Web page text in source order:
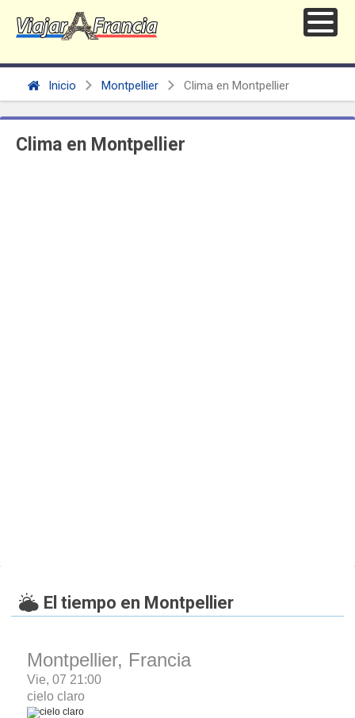
Inicio Montpellier Clima en Montpellier
Clima en Montpellier
El tiempo en Montpellier
Montpellier, Francia
Vie, 07 21:00
cielo claro